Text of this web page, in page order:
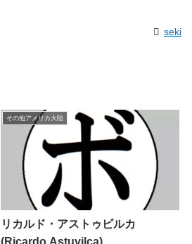
seki
その他アメリカ大陸
リカルド・アストゥビルカ